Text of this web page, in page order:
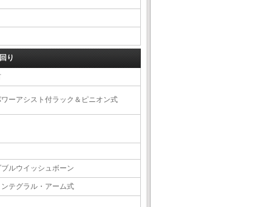
り
ーアシスト付ラック＆ピニオン式
ルウイッシュボーン
テグラル・アーム式